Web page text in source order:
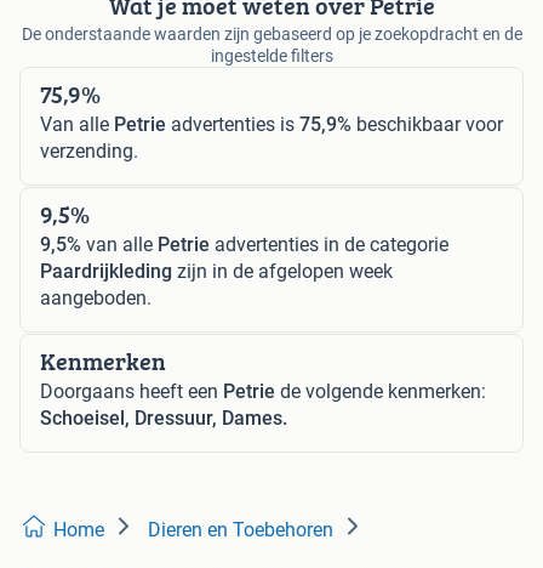
De onderstaande waarden zijn gebaseerd op je zoekopdracht en de
ingestelde filters
75,9%
Van alle Petrie advertenties is 75,9% beschikbaar voor
verzending.
9,5%
9,5% van alle Petrie advertenties in de categorie
Paardrijkleding zijn in de afgelopen week
aangeboden.
Kenmerken
Doorgaans heeft een Petrie de volgende kenmerken:
Schoeisel, Dressuur, Dames.
Home Dieren en Toebehoren